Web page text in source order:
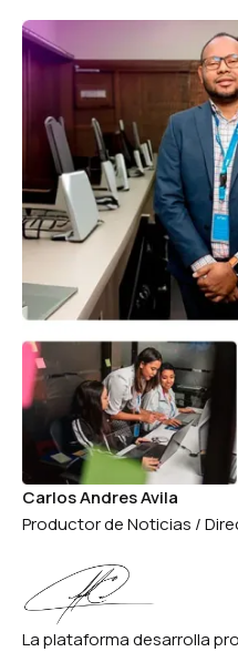
Carlos Andres Avila
Productor de Noticias /
La plataforma desarrolla